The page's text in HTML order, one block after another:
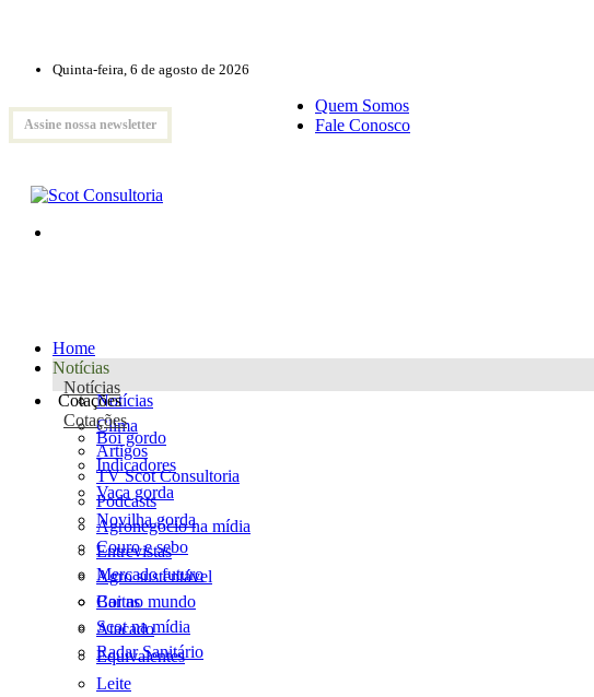
Quinta-feira, 6 de agosto de 2026
Assine nossa newsletter
Quem Somos
Fale Conosco
Home
Notícias
Notícias
Notícias
Clima
Artigos
TV Scot Consultoria
Podcasts
Agronegócio na mídia
Entrevistas
Agro sustentável
Cartas
Scot na mídia
Radar Sanitário
Cotações
Cotações
Boi gordo
Indicadores
Vaca gorda
Novilha gorda
Couro e sebo
Mercado futuro
Boi no mundo
Atacado
Equivalentes
Leite